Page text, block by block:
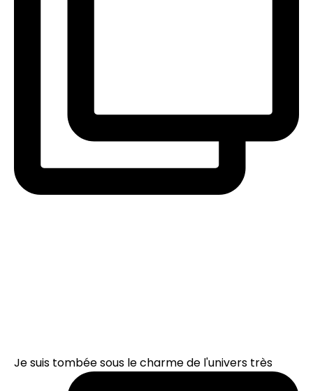
Je suis tombée sous le charme de l'univers très